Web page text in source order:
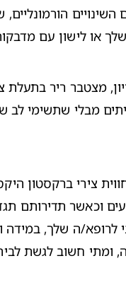
או לישון עם
מצטבר ריר בתעלת
צירי ברקסטון
ה שלך, במידה
ומתי חשוב לגשת